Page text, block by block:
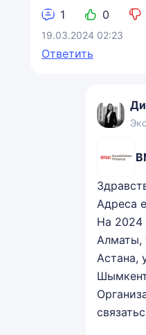
1 0
19.03.2024 02:23
Ответить
Адреса
На 2024
Алматы,
Астана,